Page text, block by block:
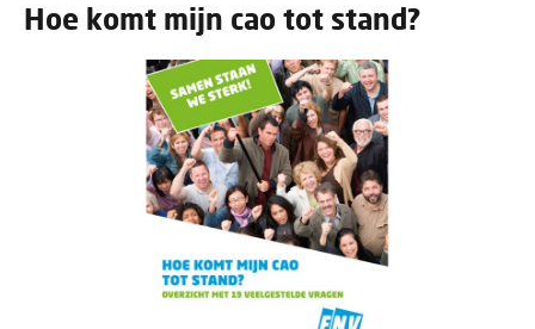
Hoe komt mijn cao tot stand?